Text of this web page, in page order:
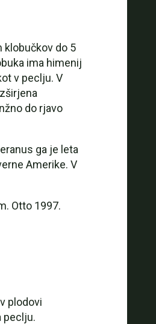
klobučkov do 5
ima himenij
v peclju. V
do rjavo
ga je leta
Amerike. V
Otto 1997.
plodovi
peclju.